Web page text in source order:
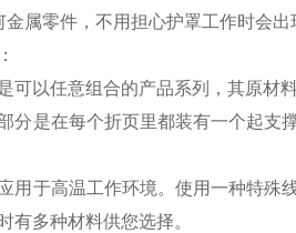
属零件，不用担心护罩工作时会出
可以任意组合的产品系列，其原材
分是在每个折页里都装有一个起支
用于高温工作环境。使用一种特殊
有多种材料供您选择。